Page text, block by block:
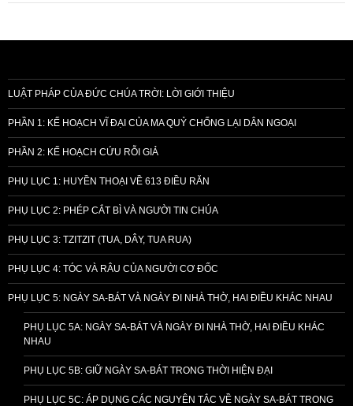
LUẬT PHÁP CỦA ĐỨC CHÚA TRỜI: LỜI GIỚI THIỆU
PHẦN 1: KẾ HOẠCH VĨ ĐẠI CỦA MA QUỶ CHỐNG LẠI DÂN NGOẠI
PHẦN 2: KẾ HOẠCH CỨU RỖI GIẢ
PHỤ LỤC 1: HUYỀN THOẠI VỀ 613 ĐIỀU RĂN
PHỤ LỤC 2: PHÉP CẮT BÌ VÀ NGƯỜI TIN CHÚA
PHỤ LỤC 3: TZITZIT (TUA, DÂY, TUA RUA)
PHỤ LỤC 4: TÓC VÀ RÂU CỦA NGƯỜI CƠ ĐỐC
PHỤ LỤC 5: NGÀY SA-BÁT VÀ NGÀY ĐI NHÀ THỜ, HAI ĐIỀU KHÁC NHAU
PHỤ LỤC 5A: NGÀY SA-BÁT VÀ NGÀY ĐI NHÀ THỜ, HAI ĐIỀU KHÁC
NHAU
PHỤ LỤC 5B: GIỮ NGÀY SA-BÁT TRONG THỜI HIỆN ĐẠI
PHỤ LỤC 5C: ÁP DỤNG CÁC NGUYÊN TẮC VỀ NGÀY SA-BÁT TRONG